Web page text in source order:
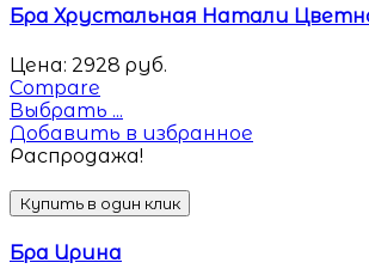
Бра Хрустальная Натали
Цена: 2928 руб.
Compare
Выбрать ...
Добавить в избранное
Распродажа!
Купить в один клик
Бра Ирина